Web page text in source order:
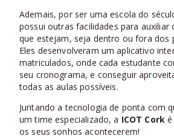
Ademais, por ser uma escola do
possui outras facilidades para auxiliar
que estejam, seja dentro ou fora dos
Eles desenvolveram um aplicativo
matriculados, onde cada estudante
seu cronograma, e conseguir
todas as aulas possíveis.
Juntando a tecnologia de ponta com
um time especializado, a ICOT Cork
os seus sonhos acontecerem!